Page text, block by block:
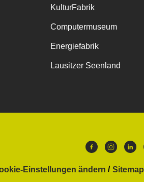
KulturFabrik
Computermuseum
Energiefabrik
Lausitzer Seenland
Einstellungen ändern Sitemap